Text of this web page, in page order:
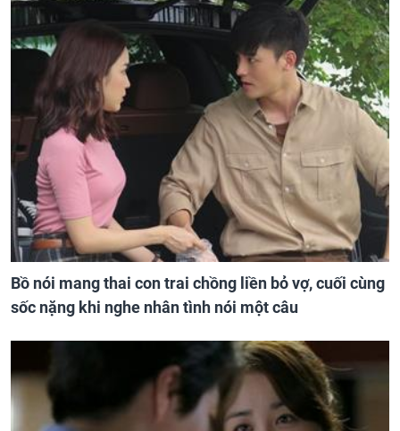
Bồ nói mang thai con trai chồng liền bỏ vợ, cuối cùng
sốc nặng khi nghe nhân tình nói một câu